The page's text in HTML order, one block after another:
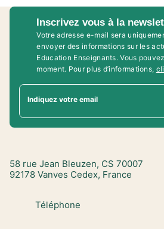
Inscrivez vous à la
Votre adresse e-mail sera
envoyer des informations sur les
Education Enseignants. Vous
moment. Pour plus d’informations,
Indiquez votre email
58 rue Jean Bleuzen, CS 70007
92178 Vanves Cedex, France
Téléphone